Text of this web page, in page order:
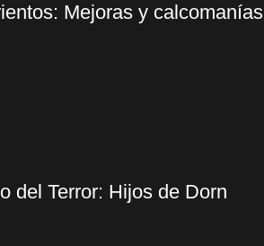
Mejoras y calcomanías
del Terror: Hijos de Dorn